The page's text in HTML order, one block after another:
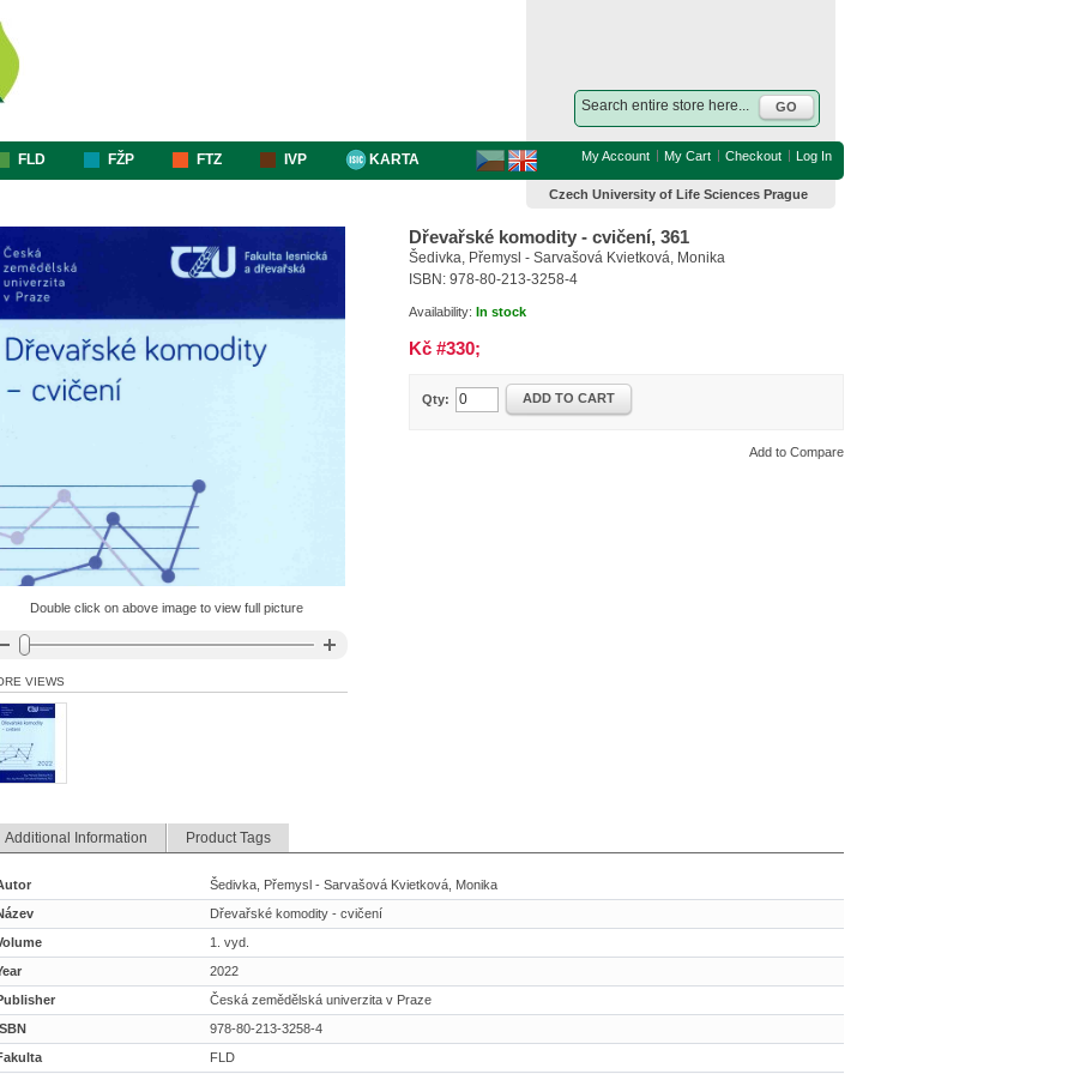
GO
FLD FŽP FTZ IVP KARTA My Account My Cart Checkout Log In
Czech University of Life Sciences Prague
Dřevařské komodity - cvičení, 361
Šedivka, Přemysl - Sarvašová Kvietková, Monika
ISBN: 978-80-213-3258-4
Availability: In stock
Kč #330;
Qty: ADD TO CART
Add to Compare
Double click on above image to view full picture
VIEWS
Additional Information Product Tags
Šedivka, Přemysl - Sarvašová Kvietková, Monika
Dřevařské komodity - cvičení
1. vyd.
2022
Česká zemědělská univerzita v Praze
978-80-213-3258-4
FLD